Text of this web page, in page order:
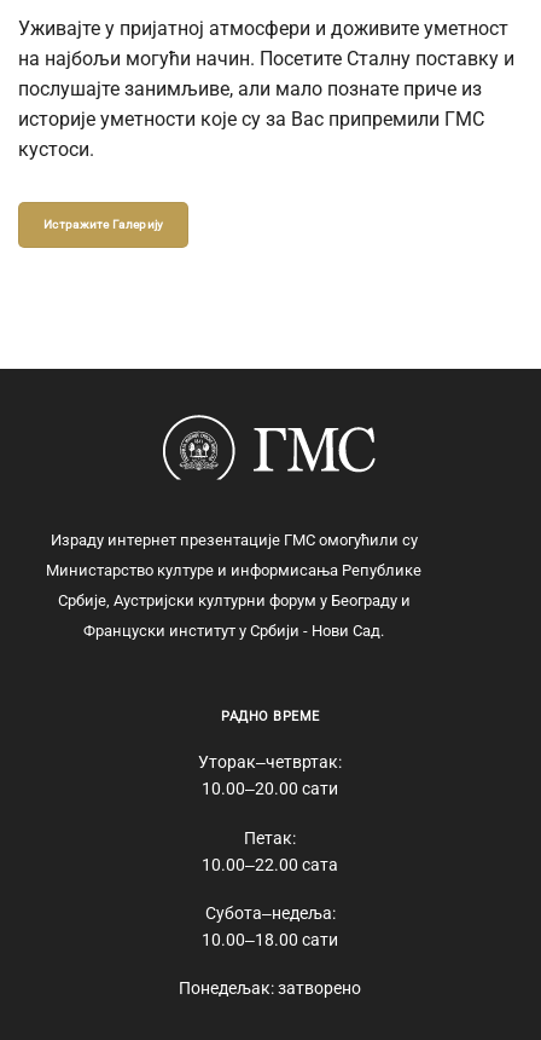
Уживајте у пријатној атмосфери и доживите уметност
на најбољи могући начин. Посетите Сталну поставку и
послушајте занимљиве, али мало познате приче из
историје уметности које су за Вас припремили ГМС
кустоси.
Истражите Галерију
Израду интернет презентације ГМС омогућили су
Министарство културе и информисања Републике
Србије, Аустријски културни форум у Београду и
Француски институт у Србији - Нови Сад.
РАДНО ВРЕМЕ
Уторак‒четвртак:
10.00‒20.00 сати
Петак:
10.00‒22.00 сата
Субота‒недеља:
10.00‒18.00 сати
Понедељак: затворено